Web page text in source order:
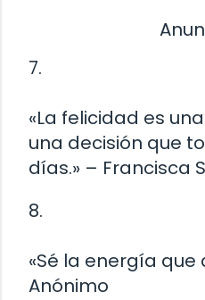
7.
«La felicidad es
una decisión que
días.» – Francisca
8.
«Sé la energía
Anónimo